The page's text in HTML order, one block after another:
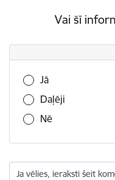
Vai šī
Vai šī informācija
Jā
Daļēji
Nē
Ja vēlies, ieraksti šeit